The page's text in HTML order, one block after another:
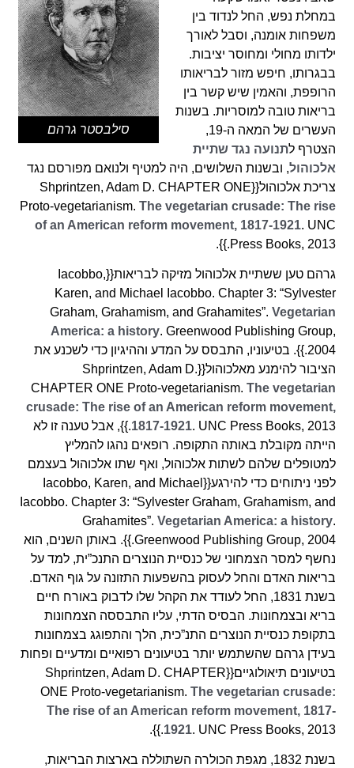
סילבסטר גרהם
במחלת נפש, החל לנדוד בין
משפחות אומנה, וסבל לאורך
ילדותו מחולי ומחוסר יציבות.
בבגרותו, חיפש מזור לבריאותו
הרופפת, והאמין שיש קשר בין
בריאות טובה למוסריות. בשנות
העשרים של המאה ה-19,
הצטרף לתנועה נגד שתיית
אלכוהול, ובשנות השלושים, היה למטיף ולנואם מפורסם נגד
צריכת אלכוהול{{Shprintzen, Adam D. CHAPTER ONE
Proto-vegetarianism. The vegetarian crusade: The rise
of an American reform movement, 1817-1921. UNC
Press Books, 2013.}}.
גרהם טען ששתיית אלכוהול מזיקה לבריאות{{Iacobbo,
Karen, and Michael Iacobbo. Chapter 3: “Sylvester
Graham, Grahamism, and Grahamites”. Vegetarian
America: a history. Greenwood Publishing Group,
2004.}}. בטיעוניו, התבסס על המדע וההיגיון כדי לשכנע את
הציבור להימנע מאלכוהול{{Shprintzen, Adam D.
CHAPTER ONE Proto-vegetarianism. The vegetarian
crusade: The rise of an American reform movement,
1817-1921. UNC Press Books, 2013.}}, אבל טענה זו לא
הייתה מקובלת באותה התקופה. רופאים נהגו להמליץ
למטופלים שלהם לשתות אלכוהול, ואף שתו אלכוהול בעצמם
לפני ניתוחים כדי להירגע{{Iacobbo, Karen, and Michael
Iacobbo. Chapter 3: “Sylvester Graham, Grahamism, and
Grahamites”. Vegetarian America: a history.
Greenwood Publishing Group, 2004.}}. באותן השנים, הוא
נחשף למסר הצמחוני של כנסיית הנוצרים התנכ”ית, למד על
בריאות האדם והחל לעסוק בהשפעות התזונה על גוף האדם.
בשנת 1831, החל לעודד את הקהל שלו לדבוק באורח חיים
בריא ובצמחונות. הבסיס הדתי, עליו התבססה הצמחונות
בתקופת כנסיית הנוצרים התנ”כית, הלך והתפוגג בצמחונות
בעידן גרהם שהשתמש יותר בטיעונים רפואיים ומדעיים ופחות
בטיעונים תיאולוגיים{{Shprintzen, Adam D. CHAPTER
ONE Proto-vegetarianism. The vegetarian crusade:
The rise of an American reform movement, 1817-
1921. UNC Press Books, 2013.}}.
בשנת 1832, מגפת הכולרה השתוללה בארצות הבריאות,